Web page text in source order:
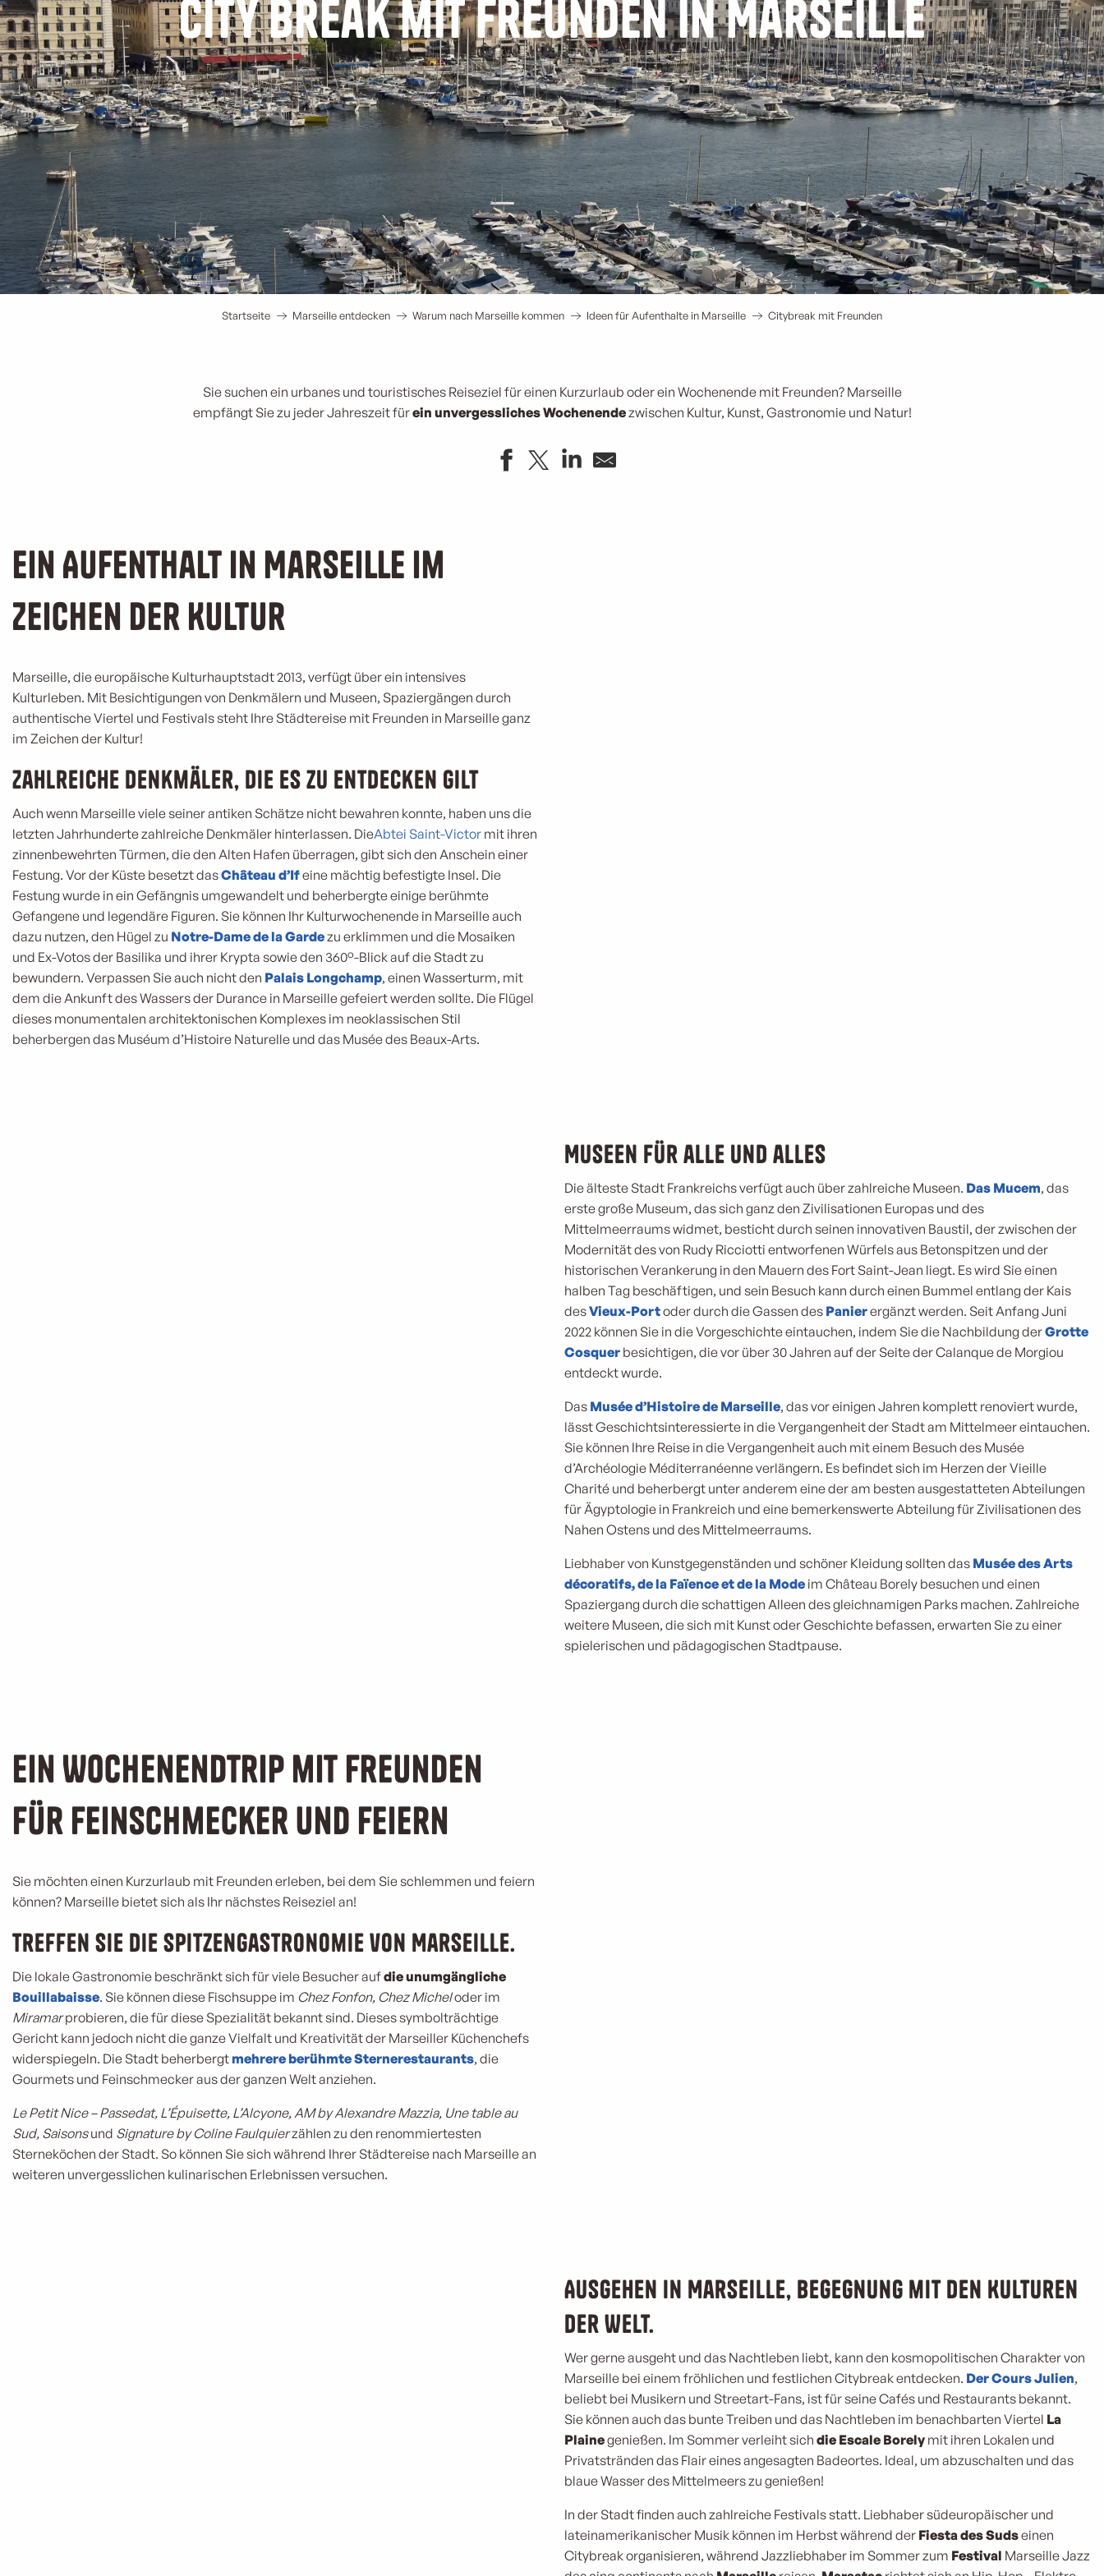
City Break mit Freunden in Marseille
Startseite Marseille entdecken Warum nach Marseille kommen Ideen für Aufenthalte in Marseille Citybreak mit Freunden
Sie suchen ein urbanes und touristisches Reiseziel für einen Kurzurlaub oder ein Wochenende mit Freunden? Marseille
empfängt Sie zu jeder Jahreszeit fürein unvergessliches Wochenendezwischen Kultur, Kunst, Gastronomie und Natur!
Ein Aufenthalt in Marseille im
Zeichen der Kultur
Marseille, die europäische Kulturhauptstadt 2013, verfügt über ein intensives
Kulturleben. Mit Besichtigungen von Denkmälern und Museen, Spaziergängen durch
authentische Viertel und Festivals steht Ihre Städtereise mit Freunden in Marseille ganz
im Zeichen der Kultur!
Zahlreiche Denkmäler, die es zu entdecken gilt
Auch wenn Marseille viele seiner antiken Schätze nicht bewahren konnte, haben uns die
letzten Jahrhunderte zahlreiche Denkmäler hinterlassen. DieAbtei Saint-Victor mit ihren
zinnenbewehrten Türmen, die den Alten Hafen überragen, gibt sich den Anschein einer
Festung. Vor der Küste besetzt dasChâteau d’Ifeine mächtig befestigte Insel. Die
Festung wurde in ein Gefängnis umgewandelt und beherbergte einige berühmte
Gefangene und legendäre Figuren. Sie können Ihr Kulturwochenende in Marseille auch
dazu nutzen, den Hügel zu Notre-Dame de la Gardezu erklimmen und die Mosaiken
und Ex-Votos der Basilika und ihrer Krypta sowie den 360°-Blick auf die Stadt zu
bewundern. Verpassen Sie auch nicht den Palais Longchamp, einen Wasserturm, mit
dem die Ankunft des Wassers der Durance in Marseille gefeiert werden sollte. Die Flügel
dieses monumentalen architektonischen Komplexes im neoklassischen Stil
beherbergen das Muséum d’Histoire Naturelle und das Musée des Beaux-Arts.
Museen für alle und alles
Die älteste Stadt Frankreichs verfügt auch über zahlreiche Museen. Das Mucem, das
erste große Museum, das sich ganz den Zivilisationen Europas und des
Mittelmeerraums widmet, besticht durch seinen innovativen Baustil, der zwischen der
Modernität des von Rudy Ricciotti entworfenen Würfels aus Betonspitzen und der
historischen Verankerung in den Mauern des Fort Saint-Jean liegt. Es wird Sie einen
halben Tag beschäftigen, und sein Besuch kann durch einen Bummel entlang der Kais
desVieux-Portoder durch die Gassen des Panierergänzt werden. Seit Anfang Juni
2022 können Sie in die Vorgeschichte eintauchen, indem Sie die Nachbildung derGrotte
Cosquer besichtigen, die vor über 30 Jahren auf der Seite der Calanque de Morgiou
entdeckt wurde.
Das Musée d’Histoire de Marseille, das vor einigen Jahren komplett renoviert wurde,
lässt Geschichtsinteressierte in die Vergangenheit der Stadt am Mittelmeer eintauchen.
Sie können Ihre Reise in die Vergangenheit auch mit einem Besuch des Musée
d’Archéologie Méditerranéenne verlängern. Es befindet sich im Herzen der Vieille
Charité und beherbergt unter anderem eine der am besten ausgestatteten Abteilungen
für Ägyptologie in Frankreich und eine bemerkenswerte Abteilung für Zivilisationen des
Nahen Ostens und des Mittelmeerraums.
Liebhaber von Kunstgegenständen und schöner Kleidung sollten das Musée des Arts
décoratifs, de la Faïence et de la Mode im Château Borely besuchen und einen
Spaziergang durch die schattigen Alleen des gleichnamigen Parks machen. Zahlreiche
weitere Museen, die sich mit Kunst oder Geschichte befassen, erwarten Sie zu einer
spielerischen und pädagogischen Stadtpause.
Ein Wochenendtrip mit Freunden
für Feinschmecker und Feiern
Sie möchten einen Kurzurlaub mit Freunden erleben, bei dem Sie schlemmen und feiern
können? Marseille bietet sich als Ihr nächstes Reiseziel an!
Treffen Sie die Spitzengastronomie von Marseille.
Die lokale Gastronomie beschränkt sich für viele Besucher aufdie unumgängliche
Bouillabaisse. Sie können diese Fischsuppe im Chez Fonfon, Chez Micheloder im
Miramarprobieren, die für diese Spezialität bekannt sind. Dieses symbolträchtige
Gericht kann jedoch nicht die ganze Vielfalt und Kreativität der Marseiller Küchenchefs
widerspiegeln. Die Stadt beherbergt mehrere berühmte Sternerestaurants, die
Gourmets und Feinschmecker aus der ganzen Welt anziehen.
Le Petit Nice – Passedat, L’Épuisette, L’Alcyone, AM by Alexandre Mazzia, Une table au
Sud, Saisonsund Signature by Coline Faulquierzählen zu den renommiertesten
Sterneköchen der Stadt. So können Sie sich während Ihrer Städtereise nach Marseille an
weiteren unvergesslichen kulinarischen Erlebnissen versuchen.
Ausgehen in Marseille, Begegnung mit den Kulturen
der Welt.
Wer gerne ausgeht und das Nachtleben liebt, kann den kosmopolitischen Charakter von
Marseille bei einem fröhlichen und festlichen Citybreak entdecken. Der Cours Julien,
beliebt bei Musikern und Streetart-Fans, ist für seine Cafés und Restaurants bekannt.
Sie können auch das bunte Treiben und das Nachtleben im benachbarten Viertel La
Plainegenießen. Im Sommer verleiht sich die Escale Borely mit ihren Lokalen und
Privatstränden das Flair eines angesagten Badeortes. Ideal, um abzuschalten und das
blaue Wasser des Mittelmeers zu genießen!
In der Stadt finden auch zahlreiche Festivals statt. Liebhaber südeuropäischer und
lateinamerikanischer Musik können im Herbst während der Fiesta des Sudseinen
Citybreak organisieren, während Jazzliebhaber im Sommer zum Festival Marseille Jazz